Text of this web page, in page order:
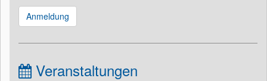
Anmeldung
Veranstaltungen